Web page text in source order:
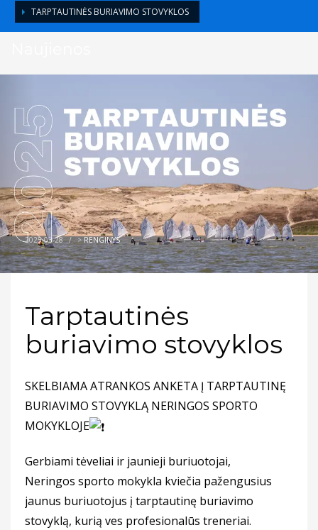
TARPTAUTINĖS BURIAVIMO STOVYKLOS
2025-03-28 / >RENGINYS
Tarptautinės
buriavimo stovyklos
SKELBIAMA ATRANKOS ANKETA Į TARPTAUTINĘ
BURIAVIMO STOVYKLĄ NERINGOS SPORTO
MOKYKLOJE
Gerbiami tėveliai ir jaunieji buriuotojai,
Neringos sporto mokykla kviečia pažengusius
jaunus buriuotojus į tarptautinę buriavimo
stovyklą, kurią ves profesionalūs treneriai.